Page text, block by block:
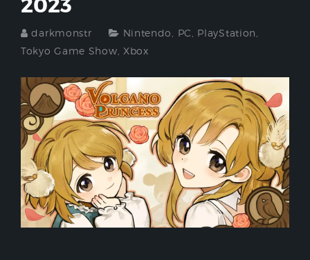
2023
darkmonstr Nintendo PC PlayStation
Tokyo Game Show Xbox